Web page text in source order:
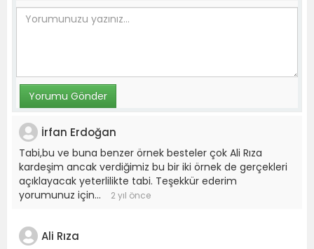
İrfan Erdoğan
Tabi,bu ve buna benzer örnek besteler çok Ali Rıza
kardeşim ancak verdiğimiz bu bir iki örnek de gerçekleri
açıklayacak yeterlilikte tabi. Teşekkür ederim
yorumunuz için...
2 yıl önce
Ali Rıza